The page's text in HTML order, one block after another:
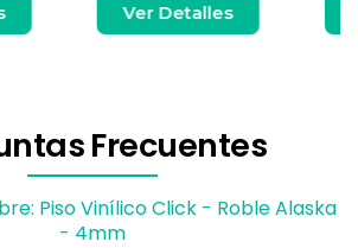
Ver Detalles
Frecuentes
Piso Vinílico Click - Roble Alaska
- 4mm